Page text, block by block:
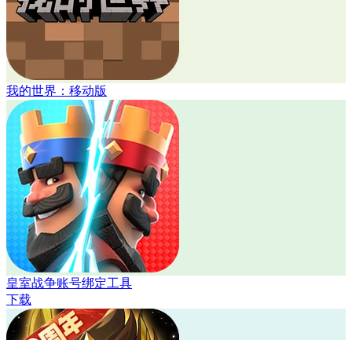
我的世界：移动版
皇室战争账号绑定工具
下载